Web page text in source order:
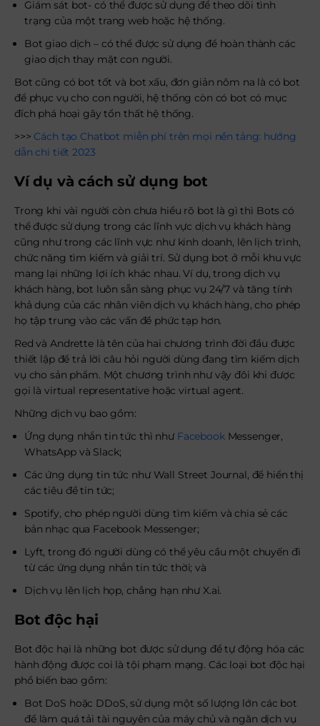
Giám sát bot- có thể được sử dụng để theo dõi tình
trạng của một trang web hoặc hệ thống.
Bot giao dịch – có thể được sử dụng để hoàn thành các
giao dịch thay mặt con người.
Bot cũng có bot tốt và bot xấu, đơn giản nôm na là có bot
để phục vụ cho con người, hệ thống còn có bot có mục
đích phá hoại gây tổn thất hệ thống.
>>> Cách tạo Chatbot miễn phí trên mọi nền tảng: hướng
dẫn chi tiết 2023
Ví dụ và cách sử dụng bot
Trong khi vài người còn chưa hiểu rõ bot là gì thì Bots có
thể được sử dụng trong các lĩnh vực dịch vụ khách hàng
cũng như trong các lĩnh vực như kinh doanh, lên lịch trình,
chức năng tìm kiếm và giải trí. Sử dụng bot ở mỗi khu vực
mang lại những lợi ích khác nhau. Ví dụ, trong dịch vụ
khách hàng, bot luôn sẵn sàng phục vụ 24/7 và tăng tính
khả dụng của các nhân viên dịch vụ khách hàng, cho phép
họ tập trung vào các vấn đề phức tạp hơn.
Red và Andrette là tên của hai chương trình đời đầu được
thiết lập để trả lời câu hỏi người dùng đang tìm kiếm dịch
vụ cho sản phẩm. Một chương trình như vậy đôi khi được
gọi là virtual representative hoặc virtual agent.
Những dịch vụ bao gồm:
Ứng dụng nhắn tin tức thì như FacebookMessenger,
WhatsApp và Slack;
Các ứng dụng tin tức như Wall Street Journal, để hiển thị
các tiêu đề tin tức;
Spotify, cho phép người dùng tìm kiếm và chia sẻ các
bản nhạc qua Facebook Messenger;
Lyft, trong đó người dùng có thể yêu cầu một chuyến đi
từ các ứng dụng nhắn tin tức thời; và
Dịch vụ lên lịch họp, chẳng hạn như X.ai.
Bot độc hại
Bot độc hại là những bot được sử dụng để tự động hóa các
hành động được coi là tội phạm mạng. Các loại bot độc hại
phổ biến bao gồm:
Bot DoS hoặc DDoS, sử dụng một số lượng lớn các bot
để làm quá tải tài nguyên của máy chủ và ngăn dịch vụ